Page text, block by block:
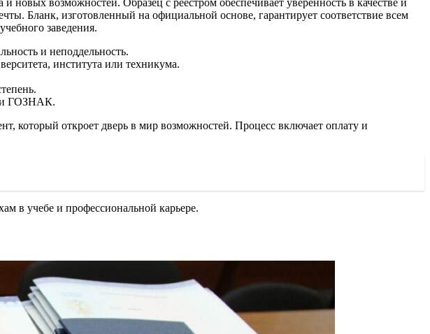
Бланк, изготовленный на официальной основе, гарантирует соответствие всем
заведения.
и неподдельность.
института или техникума.
ГОЗНАК.
который откроет дверь в мир возможностей. Процесс включает оплату и
в учебе и профессиональной карьере.